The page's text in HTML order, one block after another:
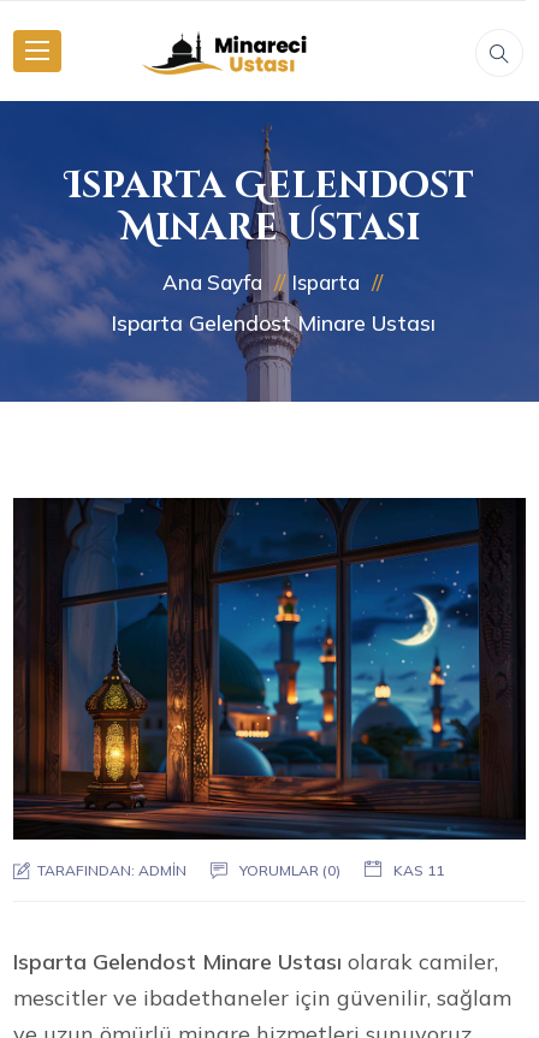
Isparta Gelendost
Minare Ustası
Ana Sayfa Isparta
Isparta Gelendost Minare Ustası
TARAFINDAN: ADMIN YORUMLAR (0) KAS 11
Isparta Gelendost Minare Ustası olarak camiler,
mescitler ve ibadethaneler için güvenilir, sağlam